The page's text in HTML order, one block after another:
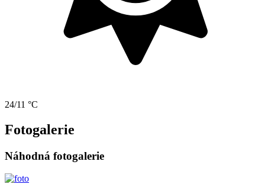
24/11 °C
Fotogalerie
Náhodná fotogalerie